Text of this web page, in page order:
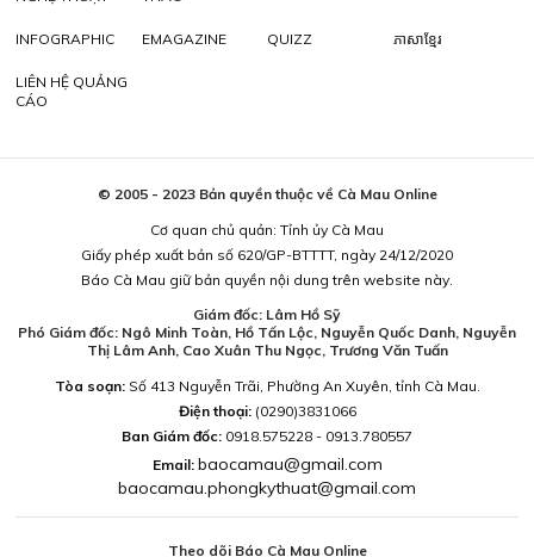
INFOGRAPHIC EMAGAZINE QUIZZ ភាសាខ្មែរ
LIÊN HỆ QUẢNG
CÁO
© 2005 - 2023 Bản quyền thuộc về Cà Mau Online
Cơ quan chủ quản: Tỉnh ủy Cà Mau
Giấy phép xuất bản số 620/GP-BTTTT, ngày 24/12/2020
Báo Cà Mau giữ bản quyền nội dung trên website này.
Giám đốc: Lâm Hồ Sỹ
Phó Giám đốc: Ngô Minh Toàn, Hồ Tấn Lộc, Nguyễn Quốc Danh, Nguyễn
Thị Lâm Anh, Cao Xuân Thu Ngọc, Trương Văn Tuấn
Tòa soạn:Số 413 Nguyễn Trãi, Phường An Xuyên, tỉnh Cà Mau.
Điện thoại: (0290)3831066
Ban Giám đốc: 0918.575228 - 0913.780557
Email: baocamau@gmail.com
baocamau.phongkythuat@gmail.com
Theo dõi Báo Cà Mau Online